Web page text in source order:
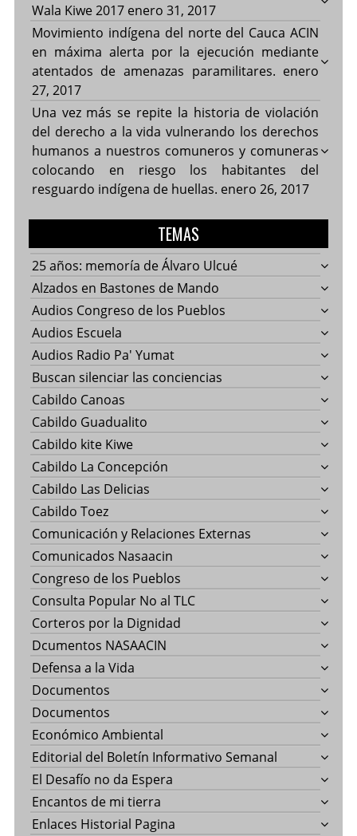
Wala Kiwe 2017 enero 31, 2017
Movimiento indígena del norte del Cauca ACIN
en máxima alerta por la ejecución mediante
atentados de amenazas paramilitares. enero
27, 2017
Una vez más se repite la historia de violación
del derecho a la vida vulnerando los derechos
humanos a nuestros comuneros y comuneras
colocando en riesgo los habitantes del
resguardo indígena de huellas. enero 26, 2017
TEMAS
25 años: memoría de Álvaro Ulcué
Alzados en Bastones de Mando
Audios Congreso de los Pueblos
Audios Escuela
Audios Radio Pa' Yumat
Buscan silenciar las conciencias
Cabildo Canoas
Cabildo Guadualito
Cabildo kite Kiwe
Cabildo La Concepción
Cabildo Las Delicias
Cabildo Toez
Comunicación y Relaciones Externas
Comunicados Nasaacin
Congreso de los Pueblos
Consulta Popular No al TLC
Corteros por la Dignidad
Dcumentos NASAACIN
Defensa a la Vida
Documentos
Documentos
Económico Ambiental
Editorial del Boletín Informativo Semanal
El Desafío no da Espera
Encantos de mi tierra
Enlaces Historial Pagina